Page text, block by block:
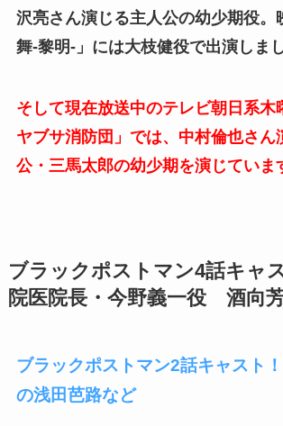
沢亮さん演じる主人公の幼少期役。
舞-黎明-」には大枝健役で出演しまし
そして現在放送中のテレビ朝日系木
ヤブサ消防団」では、中村倫也さん
公・三馬太郎の幼少期を演じていま
ブラックポストマン4話キャ
院医院長・今野義一役 酒向
ブラックポストマン2話キャスト
の浅田芭路など